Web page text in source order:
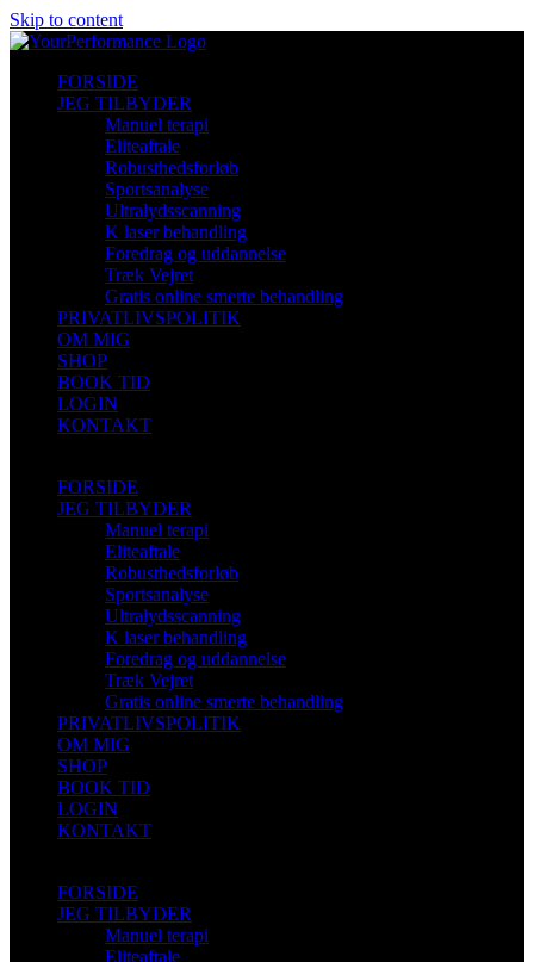
Skip to content
FORSIDE
JEG TILBYDER
Manuel terapi
Eliteaftale
Robusthedsforløb
Sportsanalyse
Ultralydsscanning
K laser behandling
Foredrag og uddannelse
Træk Vejret
Gratis online smerte behandling
PRIVATLIVSPOLITIK
OM MIG
SHOP
BOOK TID
LOGIN
KONTAKT
FORSIDE
JEG TILBYDER
Manuel terapi
Eliteaftale
Robusthedsforløb
Sportsanalyse
Ultralydsscanning
K laser behandling
Foredrag og uddannelse
Træk Vejret
Gratis online smerte behandling
PRIVATLIVSPOLITIK
OM MIG
SHOP
BOOK TID
LOGIN
KONTAKT
FORSIDE
JEG TILBYDER
Manuel terapi
Eliteaftale